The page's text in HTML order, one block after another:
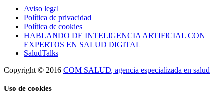
Aviso legal
Política de privacidad
Política de cookies
HABLANDO DE INTELIGENCIA ARTIFICIAL CON
EXPERTOS EN SALUD DIGITAL
SaludTalks
Copyright © 2016 COM SALUD, agencia especializada en salud
Uso de cookies